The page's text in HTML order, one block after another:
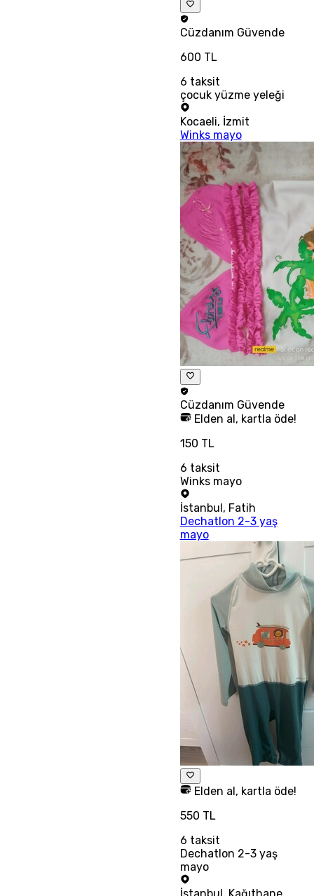
Cüzdanım Güvende
600 TL
6 taksit
çocuk yüzme yeleği
Kocaeli, İzmit
Winks mayo
Cüzdanım Güvende
Elden al, kartla öde!
150 TL
6 taksit
Winks mayo
İstanbul, Fatih
Dechatlon 2-3 yaş
mayo
Elden al, kartla öde!
550 TL
6 taksit
Dechatlon 2-3 yaş
mayo